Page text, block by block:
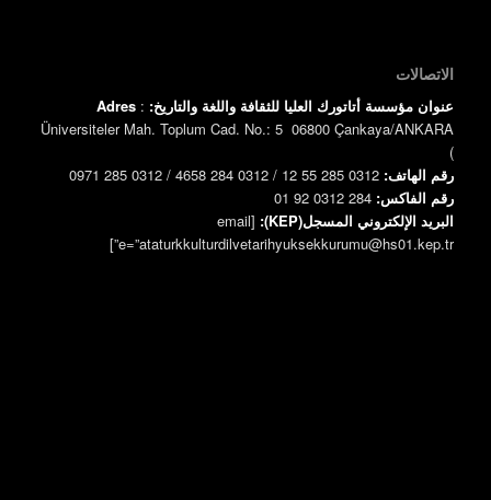
الاتصالات
عنوان مؤسسة أتاتورك العليا للثقافة واللغة والتاريخ:
Adres :
Üniversiteler Mah. Toplum Cad. No.: 5 06800 Çankaya/ANKARA
)
رقم الهاتف:
رقم الفاكس:
البريد الإلكتروني المسجل(KEP):
[email
e=”ataturkkulturdilvetarihyuksekkurumu@hs01.kep.tr”]